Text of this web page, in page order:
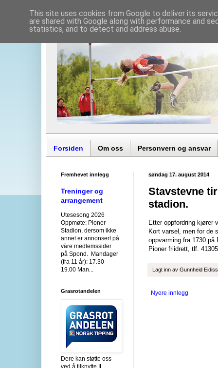
Forsiden Om oss Personvern og ansvar
søndag 17. august 2014
Stavstevne
stadion.
Etter oppfordring kjører
Kort varsel, men for de
oppvarming fra 1730
Pioner friidrett, tlf.
Lagt inn av Gunnheid
Nyere innlegg
Fremhevet innlegg
Treninger og
arrangement
Utesesong 2026
Oppmøte: Pioner
Stadion, dersom ikke
annet er annonsert på
våre medlemssider
på Spond. Mandager
(fra 11 år): 17.30-
19.00 Man...
Grasrotandelen
Dere kan støtte oss
ved å tilknytte IL
This site uses cookies from Google to deliver its
are shared with Google along with performance and
statistics, and to detect and address abuse.